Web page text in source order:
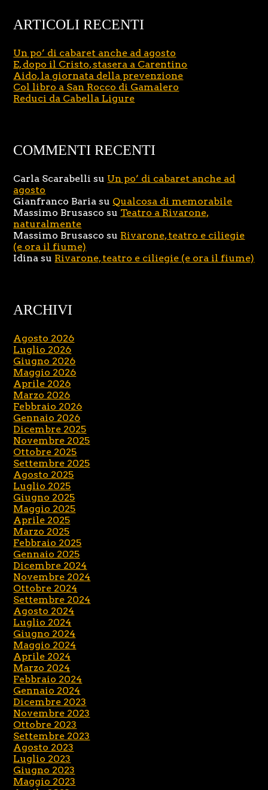
ARTICOLI RECENTI
Un po’ di cabaret anche ad agosto
E, dopo il Cristo, stasera a Carentino
Aido, la giornata della prevenzione
Col libro a San Rocco di Gamalero
Reduci da Cabella Ligure
COMMENTI RECENTI
Carla Scarabelli su Un po’ di cabaret anche ad
agosto
Gianfranco Baria su Qualcosa di memorabile
Massimo Brusasco su Teatro a Rivarone,
naturalmente
Massimo Brusasco su Rivarone, teatro e ciliegie
(e ora il fiume)
Idina su Rivarone, teatro e ciliegie (e ora il fiume)
ARCHIVI
Agosto 2026
Luglio 2026
Giugno 2026
Maggio 2026
Aprile 2026
Marzo 2026
Febbraio 2026
Gennaio 2026
Dicembre 2025
Novembre 2025
Ottobre 2025
Settembre 2025
Agosto 2025
Luglio 2025
Giugno 2025
Maggio 2025
Aprile 2025
Marzo 2025
Febbraio 2025
Gennaio 2025
Dicembre 2024
Novembre 2024
Ottobre 2024
Settembre 2024
Agosto 2024
Luglio 2024
Giugno 2024
Maggio 2024
Aprile 2024
Marzo 2024
Febbraio 2024
Gennaio 2024
Dicembre 2023
Novembre 2023
Ottobre 2023
Settembre 2023
Agosto 2023
Luglio 2023
Giugno 2023
Maggio 2023